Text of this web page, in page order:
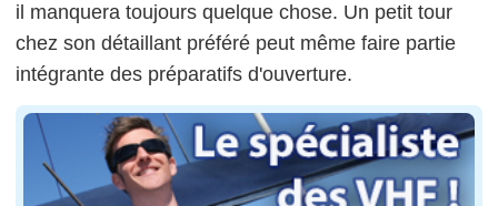
il manquera toujours quelque chose. Un petit tour
chez son détaillant préféré peut même faire partie
intégrante des préparatifs d'ouverture.